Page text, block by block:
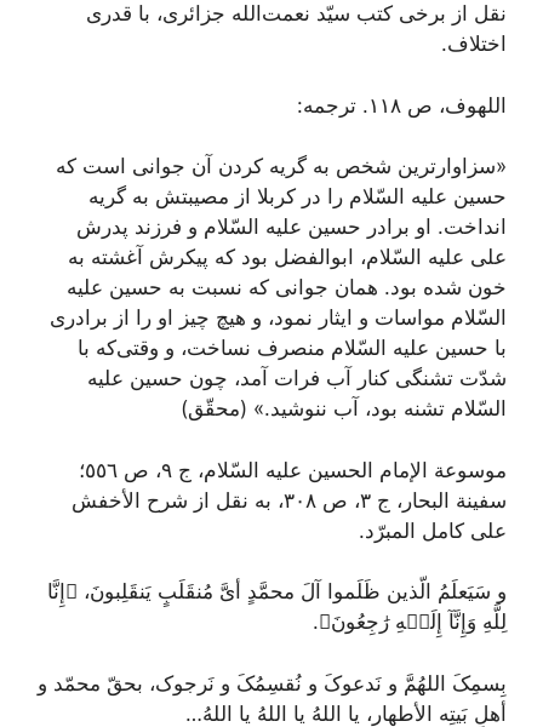
نقل از برخی کتب سیّد نعمت‌الله جزائری، با قدری
اختلاف.
اللهوف، ص ١١٨. ترجمه:
«سزاوارترین شخص به گریه کردن آن جوانی است که
حسین علیه السّلام را در کربلا از مصیبتش به گریه
انداخت. او برادر حسین علیه السّلام و فرزند پدرش
علی علیه السّلام، ابوالفضل بود که پیکرش آغشته به
خون شده بود. همان جوانی که نسبت به حسین علیه
السّلام مواسات و ایثار نمود، و هیچ چیز او را از برادری
با حسین علیه السّلام منصرف نساخت، و وقتی‌که با
شدّت تشنگی کنار آب فرات آمد، چون حسین علیه
السّلام تشنه بود، آب ننوشید.» (محقّق)
موسوعة الإمام الحسین علیه السّلام، ج ٩، ص ٥٥٦؛
سفینة البحار، ج ٣، ص ٣٠٨، به نقل از شرح الأخفش
على کامل المبرّد.
و سَیَعلَمُ الّذین ظَلَموا آلَ محمَّدٍ أیَّ مُنقَلَبٍ یَنقَلِبونَ، ﴿إِنَّا
لِلَّهِ وَإِنَّآ إِلَيۡهِ رَٰجِعُونَ﴾.
بِسمِکَ اللهُمَّ و نَدعوکَ و نُقسِمُکَ و نَرجوک، بحقّ محمّد و
أهلِ بَیتِه الأطهار، یا اللهُ یا اللهُ یا اللهُ…